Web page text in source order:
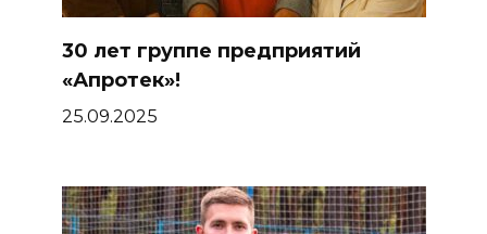
30 лет группе предприятий
«Апротек»!
25.09.2025